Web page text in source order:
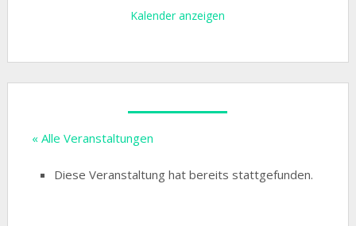
Kalender anzeigen
« Alle Veranstaltungen
Diese Veranstaltung hat bereits stattgefunden.